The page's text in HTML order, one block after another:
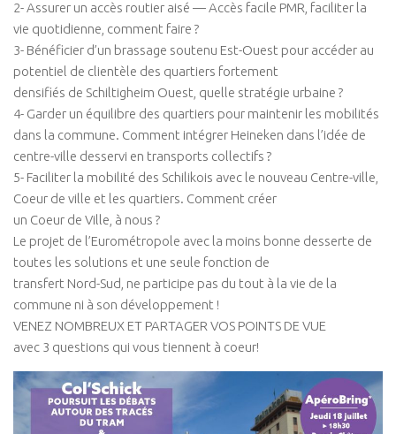
2- Assurer un accès routier aisé — Accès facile PMR, faciliter la
vie quotidienne, comment faire ?
3- Bénéficier d’un brassage soutenu Est-Ouest pour accéder au
potentiel de clientèle des quartiers fortement
densifiés de Schiltigheim Ouest, quelle stratégie urbaine ?
4- Garder un équilibre des quartiers pour maintenir les mobilités
dans la commune. Comment intégrer Heineken dans l’idée de
centre-ville desservi en transports collectifs ?
5- Faciliter la mobilité des Schilikois avec le nouveau Centre-ville,
Coeur de ville et les quartiers. Comment créer
un Coeur de Ville, à nous ?
Le projet de l’Eurométropole avec la moins bonne desserte de
toutes les solutions et une seule fonction de
transfert Nord-Sud, ne participe pas du tout à la vie de la
commune ni à son développement !
VENEZ NOMBREUX ET PARTAGER VOS POINTS DE VUE
avec 3 questions qui vous tiennent à coeur!